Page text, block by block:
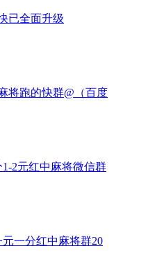
已全面升级
将跑的快群@（百度
2元红中麻将微信群
一分红中麻将群20